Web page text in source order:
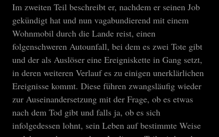
Im zweiten Teil beschreibt er, nachdem er seinen Job
gekündigt hat und nun vagabundierend mit einem
Wohnmobil durch die Lande reist, einen
folgenschweren Autounfall, bei dem es zwei Tote gibt
und der als Auslöser eine Ereigniskette in Gang setzt,
in deren weiteren Verlauf es zu einigen unerklärlichen
Ereignisse kommt. Diese führen zwangsläufig wieder
zur Auseinandersetzung mit der Frage, ob es etwas
nach dem Tod gibt und falls ja, ob es sich
infolgedessen lohnt, sein Leben auf bestimmte Weise